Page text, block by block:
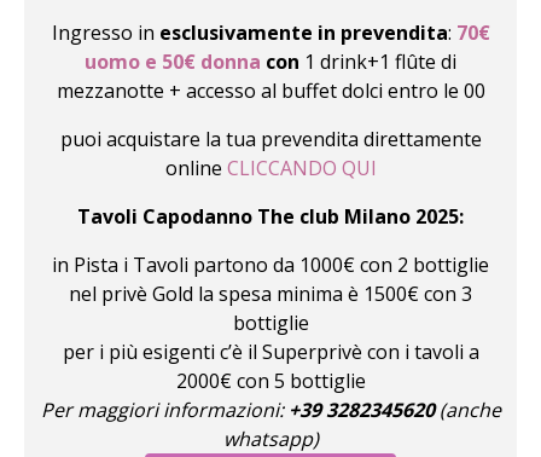
Ingresso in esclusivamente in prevendita: 70€
uomo e 50€ donna con 1 drink+1 flûte di
mezzanotte + accesso al buffet dolci entro le 00
puoi acquistare la tua prevendita direttamente
online CLICCANDO QUI
Tavoli Capodanno The club Milano 2025:
in Pista i Tavoli partono da 1000€ con 2 bottiglie
nel privè Gold la spesa minima è 1500€ con 3
bottiglie
per i più esigenti c’è il Superprivè con i tavoli a
2000€ con 5 bottiglie
Per maggiori informazioni: +39 3282345620(anche
whatsapp)